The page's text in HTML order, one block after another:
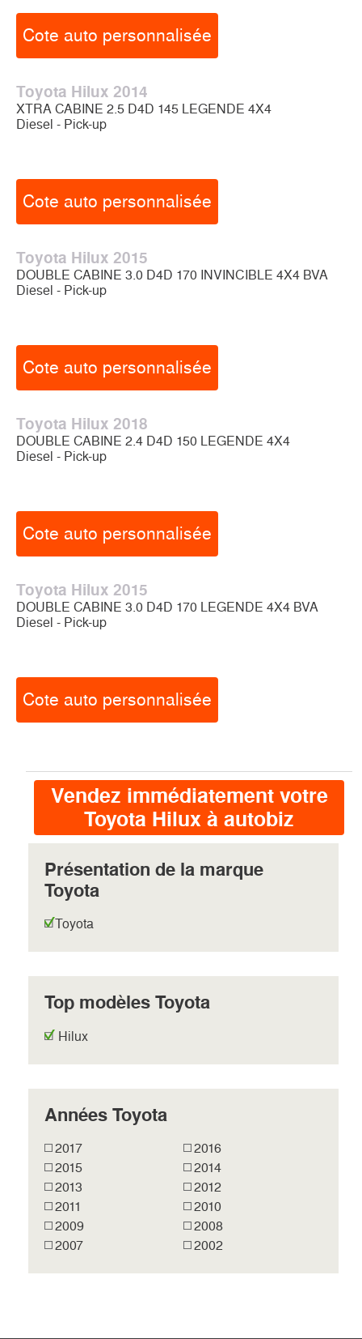
Cote auto personnalisée
Toyota Hilux 2014
XTRA CABINE 2.5 D4D 145 LEGENDE 4X4
Diesel - Pick-up
Cote auto personnalisée
Toyota Hilux 2015
DOUBLE CABINE 3.0 D4D 170 INVINCIBLE 4X4 BVA
Diesel - Pick-up
Cote auto personnalisée
Toyota Hilux 2018
DOUBLE CABINE 2.4 D4D 150 LEGENDE 4X4
Diesel - Pick-up
Cote auto personnalisée
Toyota Hilux 2015
DOUBLE CABINE 3.0 D4D 170 LEGENDE 4X4 BVA
Diesel - Pick-up
Cote auto personnalisée
Vendez immédiatement votre
Toyota Hilux à autobiz
Présentation de la marque
Toyota
Toyota
Top modèles Toyota
Hilux
Années Toyota
2017
2016
2015
2014
2013
2012
2011
2010
2009
2008
2007
2002